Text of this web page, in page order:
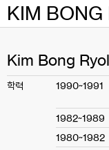
SkipKIM BONG
Kim Bong Ryol
학력 1990~1991
1982~1989
1980~1982